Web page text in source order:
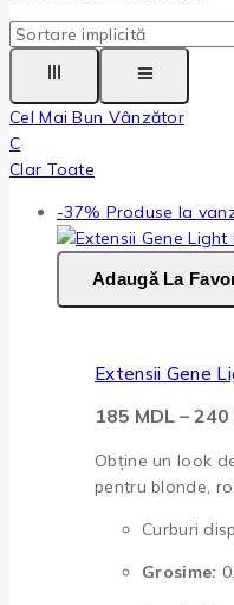
Cel Mai Bun Vânzător
C
Clar Toate
-37% Produse la
Adaugă La
Extensii Gene
185 MDL – 240
Obține un look
pentru blonde,
Curburi
Grosime: